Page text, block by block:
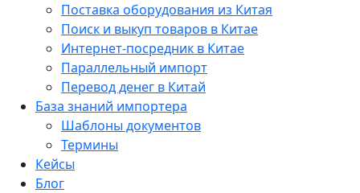
Поставка оборудования из Китая
Поиск и выкуп товаров в Китае
Интернет-посредник в Китае
Параллельный импорт
Перевод денег в Китай
База знаний импортера
Шаблоны документов
Термины
Кейсы
Блог